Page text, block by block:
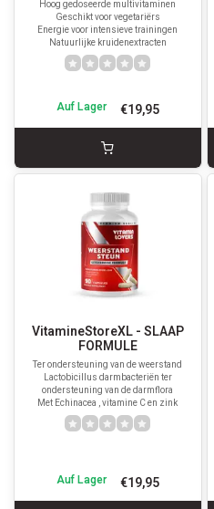
Hoog gedoseerde multivitaminen
Geschikt voor vegetariërs
Energie voor intensieve trainingen
Natuurlijke kruidenextracten
€19,95
Auf Lager
VitamineStoreXL - SLAAP
FORMULE
Ter ondersteuning van de weerstand
Lactobicillus darmbacteriën ter
ondersteuning van de darmflora
Met Echinacea , vitamine C en zink
€19,95
Auf Lager